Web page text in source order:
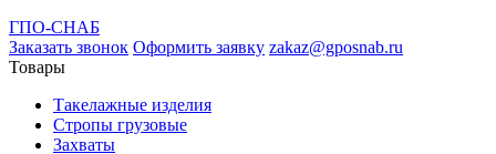
ГПО-СНАБ
Заказать звонок Оформить заявку zakaz@gposnab.ru
Товары
Такелажные изделия
Стропы грузовые
Захваты